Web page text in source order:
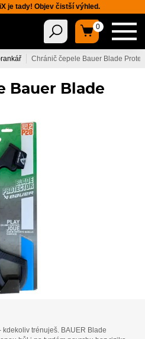
je tady! Objev čistší výhled.
0
Chránič čepele Bauer Blade
Bauer Blade
trénuješ. BAUER Blade